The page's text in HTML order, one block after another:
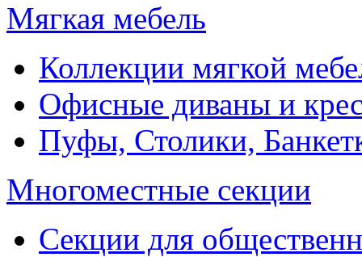
Мягкая мебель
Коллекции мягкой
Офисные диваны и
Пуфы, Столики,
Многоместные секции
Секции для